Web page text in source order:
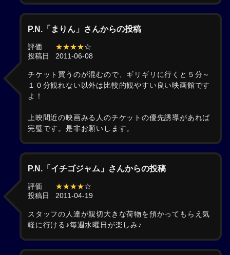
P.N.「まりん」さんからの投稿
評価 ★★★★☆
投稿日
2011-06-08
チケット買うのが混むので、ギリギリに行くと５分～
１０分観れない以外は比較的観やすい良い映画館です
よ！
上映間近の映画みる人のチケットの優先誘導があれば
完璧です。是非お願いします。
P.N.「イチゴジャム」さんからの投稿
評価 ★★★★☆
投稿日
2011-04-19
スタッフの人達が親切大きな荷物を預かってもらえ気
軽に行ける♪毎週水曜日が楽しみ♪